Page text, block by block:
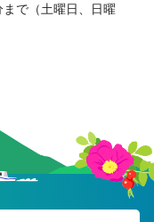
で（土曜日、日曜